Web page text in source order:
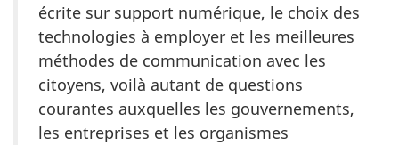
écrite sur support numérique, le choix des
technologies à employer et les meilleures
méthodes de communication avec les
citoyens, voilà autant de questions
courantes auxquelles les gouvernements,
les entreprises et les organismes